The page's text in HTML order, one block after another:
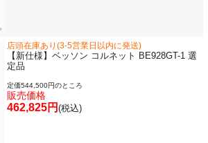
店頭在庫あり(3-5営業日以内に発送)
【新仕様】ベッソン コルネット BE928GT-1 選
定品
定価544,500円のところ
販売価格
462,825円 (税込)